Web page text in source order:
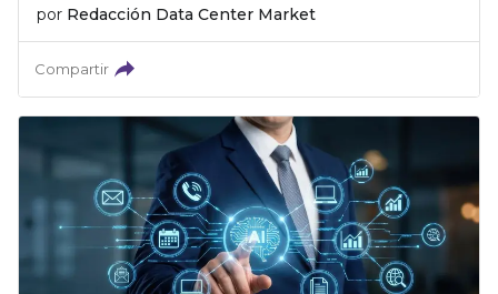
por Redacción Data Center Market
Compartir